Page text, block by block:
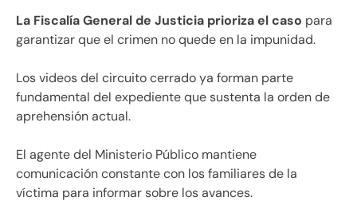
La Fiscalía General de Justicia prioriza el caso para
garantizar que el crimen no quede en la impunidad.
Los videos del circuito cerrado ya forman parte
fundamental del expediente que sustenta la orden de
aprehensión actual.
El agente del Ministerio Público mantiene
comunicación constante con los familiares de la
víctima para informar sobre los avances.